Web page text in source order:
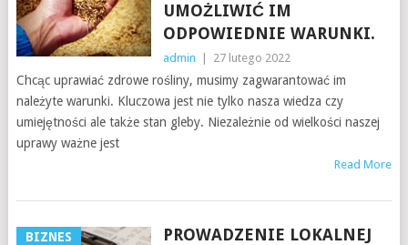
UMOŻLIWIĆ IM
ODPOWIEDNIE WARUNKI.
admin 27 lutego 2022
Chcąc uprawiać zdrowe rośliny, musimy zagwarantować im
należyte warunki. Kluczowa jest nie tylko nasza wiedza czy
umiejętności ale także stan gleby. Niezależnie od wielkości naszej
uprawy ważne jest
Read More
BIZNES
PROWADZENIE LOKALNEJ